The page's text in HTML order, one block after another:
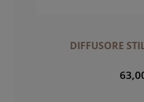
DIFFUSORE